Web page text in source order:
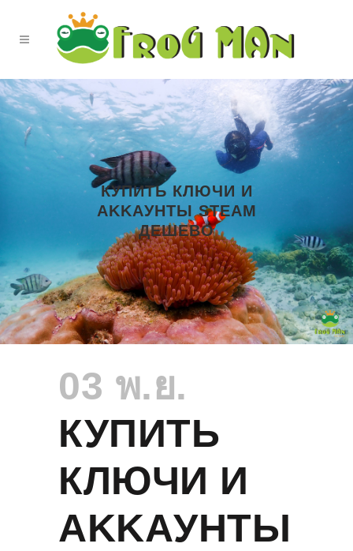
КУПИТЬ КЛЮЧИ И
AKKAУНТЫ STEAM
ДЕШЕВО
03 พ.ย.
КУПИТЬ
КЛЮЧИ И
AKKAУНТЫ